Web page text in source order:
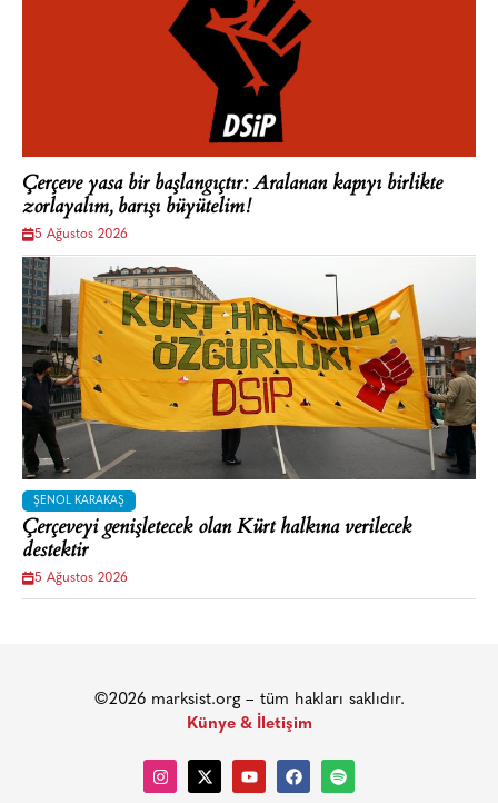
Çerçeve yasa bir başlangıçtır: Aralanan kapıyı birlikte
zorlayalım, barışı büyütelim!
5 Ağustos 2026
ŞENOL KARAKAŞ
Çerçeveyi genişletecek olan Kürt halkına verilecek
destektir
5 Ağustos 2026
©2026 marksist.org – tüm hakları saklıdır.
Künye & İletişim